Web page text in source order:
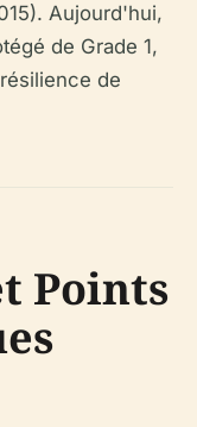
Aujourd'hui,
de Grade 1,
de
Points